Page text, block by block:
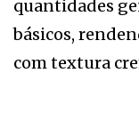
quantidades
básicos,
com textura